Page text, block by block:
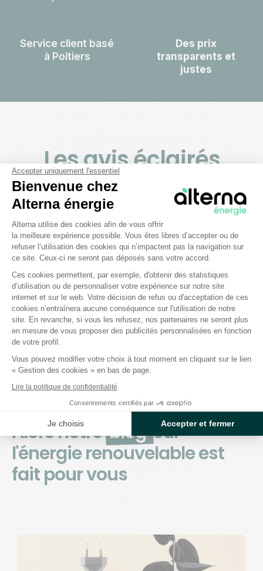
Service client basé
à Poitiers
Des prix
transparents et
justes
Les avis éclairés
de nos clients
Les bons comptes font les bons avis ! Découvrez les
retours authentiques de nos clients, soigneusement
collectés par la plateforme Avis Vérifiés.
L’énergie verte, ça vous
branche ?
Alors notreblogsur
l'énergie renouvelable est
fait pour vous
Accepter uniquement l'essentiel
Bienvenue chez
Alterna énergie
Plateforme de Gestion du
Alterna utilise des cookies afin de vous offrir
la meilleure expérience possible. Vous êtes libres d’accepter ou de
refuser l’utilisation des cookies qui n’impactent pas la navigation sur
ce site. Ceux-ci ne seront pas déposés sans votre accord.
Ces cookies permettent, par exemple, d'obtenir des statistiques
d’utilisation ou de personnaliser votre expérience sur notre site
internet et sur le web. Votre décision de refus ou d'acceptation de ces
cookies n’entraînera aucune conséquence sur l'utilisation de notre
site. En revanche, si vous les refusez, nos partenaires ne seront plus
en mesure de vous proposer des publicités personnalisées en fonction
de votre profil.
Vous pouvez modifier votre choix à tout moment en cliquant sur le lien
« Gestion des cookies » en bas de page.
Lire la politique de confidentialité
Consentements certifiés par
Je choisis Accepter et fermer
Axeptio consent